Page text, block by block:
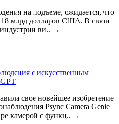
на подъеме, ожидается, что
млрд долларов США. В связи
ви.. →
с искусственным
свое новейшее изобретение
Psync Camera Genie
камерой с функц.. →